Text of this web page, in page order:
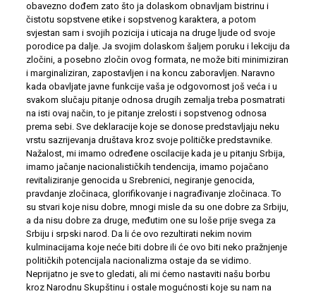
obavezno dođem zato što ja dolaskom obnavljam bistrinu i
čistotu sopstvene etike i sopstvenog karaktera, a potom
svjestan sam i svojih pozicija i uticaja na druge ljude od svoje
porodice pa dalje. Ja svojim dolaskom šaljem poruku i lekciju da
zločini, a posebno zločin ovog formata, ne može biti minimiziran
i marginaliziran, zapostavljen i na koncu zaboravljen. Naravno
kada obavljate javne funkcije vaša je odgovornost još veća i u
svakom slučaju pitanje odnosa drugih zemalja treba posmatrati
na isti ovaj način, to je pitanje zrelosti i sopstvenog odnosa
prema sebi. Sve deklaracije koje se donose predstavljaju neku
vrstu sazrijevanja društava kroz svoje političke predstavnike.
Nažalost, mi imamo određene oscilacije kada je u pitanju Srbija,
imamo jačanje nacionalističkih tendencija, imamo pojačano
revitaliziranje genocida u Srebrenici, negiranje genocida,
pravdanje zločinaca, glorifikovanje i nagrađivanje zločinaca. To
su stvari koje nisu dobre, mnogi misle da su one dobre za Srbiju,
a da nisu dobre za druge, međutim one su loše prije svega za
Srbiju i srpski narod. Da li će ovo rezultirati nekim novim
kulminacijama koje neće biti dobre ili će ovo biti neko pražnjenje
političkih potencijala nacionalizma ostaje da se vidimo.
Neprijatno je sve to gledati, ali mi ćemo nastaviti našu borbu
kroz Narodnu Skupštinu i ostale mogućnosti koje su nam na